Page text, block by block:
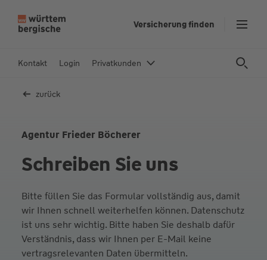
In
Versicherung finden
Kontakt Login Privatkunden
zurück
Agentur Frieder Böcherer
Schreiben Sie uns
Bitte füllen Sie das Formular vollständig aus, damit
wir Ihnen schnell weiterhelfen können. Datenschutz
ist uns sehr wichtig. Bitte haben Sie deshalb dafür
Verständnis, dass wir Ihnen per E-Mail keine
vertragsrelevanten Daten übermitteln.